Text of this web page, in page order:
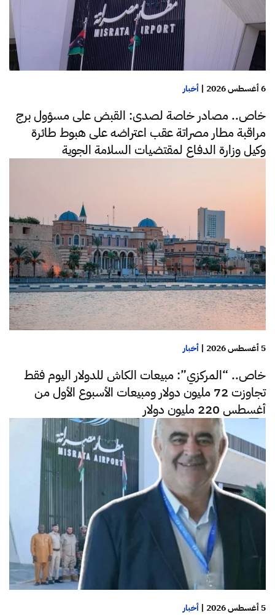
6 أغسطس 2026 | أخبار
خاص.. مصادر خاصة لصدى: القبض على مسؤول برج
مراقبة مطار مصراتة عقب اعتراضه على هبوط طائرة
وكيل وزارة الدفاع لمقتضيات السلامة الجوية
5 أغسطس 2026 | أخبار
خاص.. “المركزي”: مبيعات الكاش للدولار اليوم فقط
تجاوزت 72 مليون دولار ومبيعات الأسبوع الأول من
أغسطس 220 مليون دولار
5 أغسطس 2026 | أخبار